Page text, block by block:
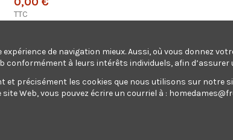
TTC
CASQUETTE DE PROTECTION
de navigation mieux. Aussi, où vous donnez
à leurs intérêts individuels, afin
précisément les cookies que nous utilisons sur notre
Web, vous pouvez écrire un courriel à :